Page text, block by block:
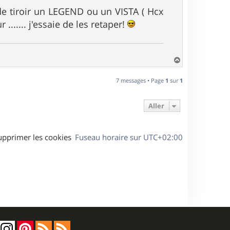
un LEGEND ou un VISTA ( Hcx
....... j'essaie de les retaper!
a
t
7 messages • Page 1 sur 1
Aller
Fuseau horaire sur UTC+02:00
les cookies